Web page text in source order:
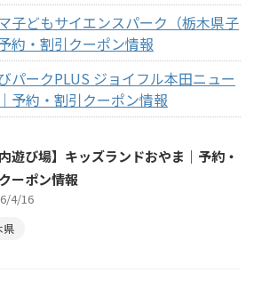
子どもサイエンスパーク（栃木県子
約・割引クーポン情報
パークPLUS ジョイフル本田ニュー
予約・割引クーポン情報
内遊び場】キッズランドおやま｜予約・
ーポン情報
4/16
県